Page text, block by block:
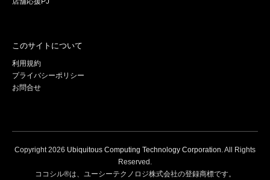
このサイトについて
利用規約
プライバシーポリシー
お問合せ
Copyright2026 Ubiquitous Computing Technology Corporation. All Rights
Reserved.
ココシル®は、ユーシーテクノロジ株式会社の登録商標です。